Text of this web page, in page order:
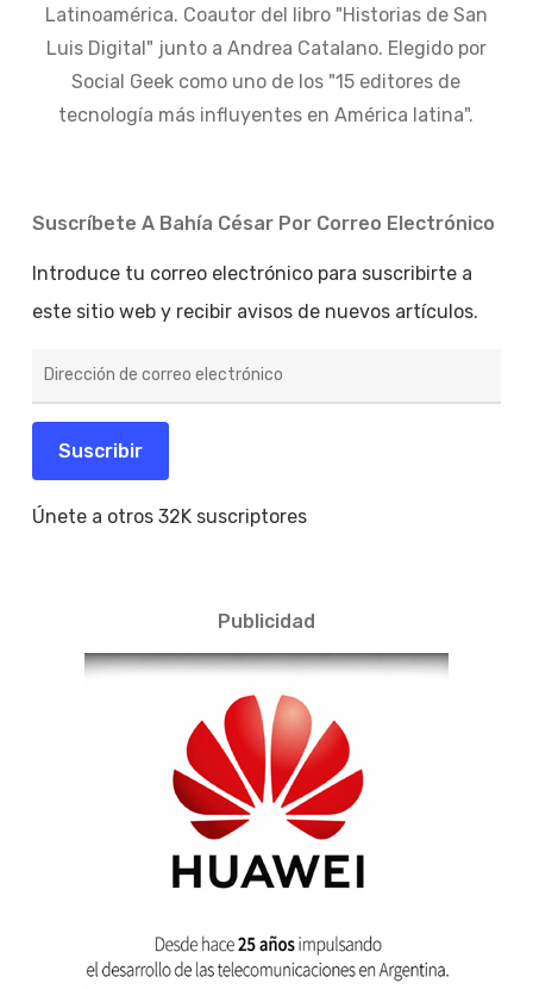
Latinoamérica. Coautor del libro "Historias de San
Luis Digital" junto a Andrea Catalano. Elegido por
Social Geek como uno de los "15 editores de
tecnología más influyentes en América latina".
Suscríbete A Bahía César Por Correo Electrónico
Introduce tu correo electrónico para suscribirte a
este sitio web y recibir avisos de nuevos artículos.
de
electrónico
Suscribir
Únete a otros 32K suscriptores
Publicidad